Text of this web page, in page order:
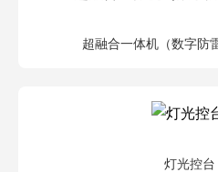
超融合一体机（数字防
灯光控